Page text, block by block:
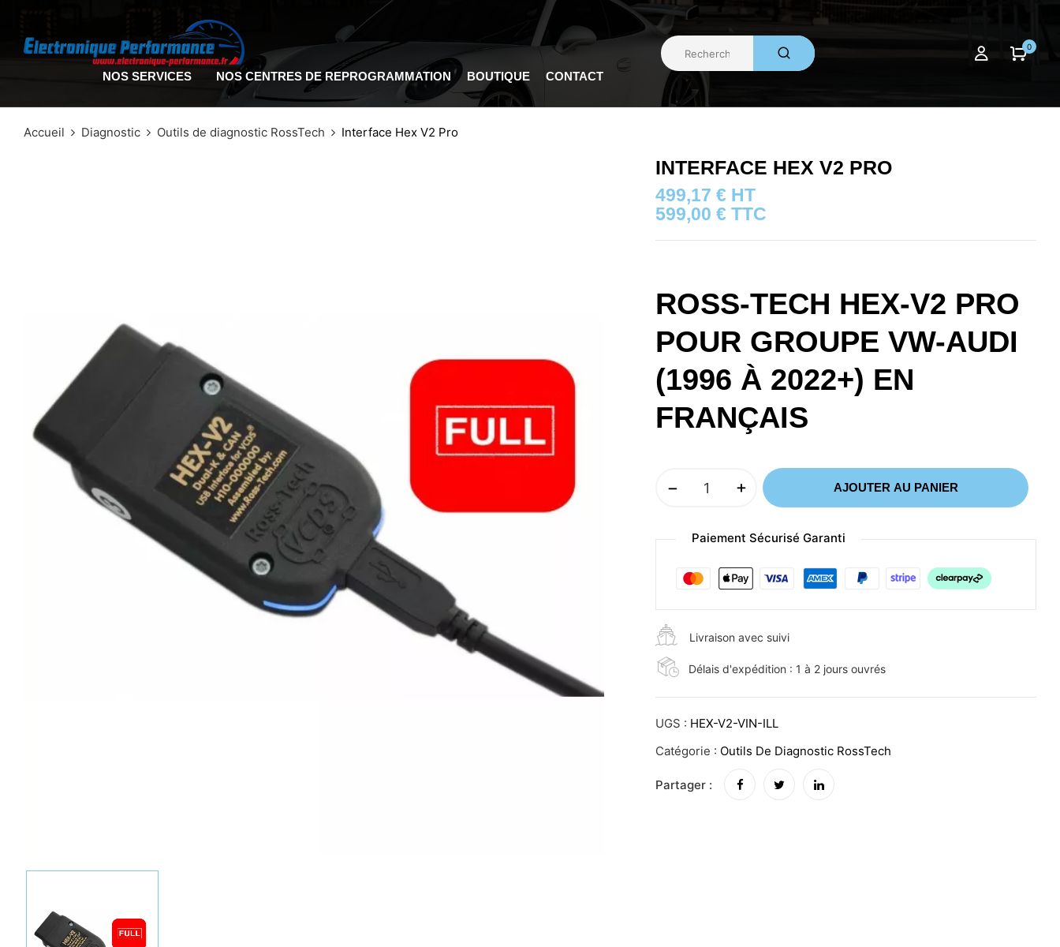
NOS SERVICES NOS CENTRES DE REPROGRAMMATION BOUTIQUE CONTACT
0
Accueil Diagnostic Outils de diagnostic RossTech Interface Hex V2 Pro
INTERFACE HEX V2 PRO
499,17€ HT
599,00€ TTC
ROSS-TECH HEX-V2 PRO
POUR GROUPE VW-AUDI
(1996 À 2022+) EN
FRANÇAIS
AJOUTER AU PANIER
Paiement Sécurisé Garanti
Livraison avec suivi
Délais d'expédition : 1 à 2 jours ouvrés
UGS : HEX-V2-VIN-ILL
Catégorie : Outils De Diagnostic RossTech
Partager :